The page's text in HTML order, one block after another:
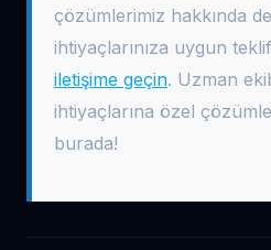
çözümlerimiz hakkında
ihtiyaçlarınıza uygun
iletişime geçin. Uzman
ihtiyaçlarına özel
burada!